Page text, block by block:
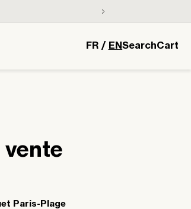
L
FR / ENSearchCart
Cart
vente
Paris-Plage